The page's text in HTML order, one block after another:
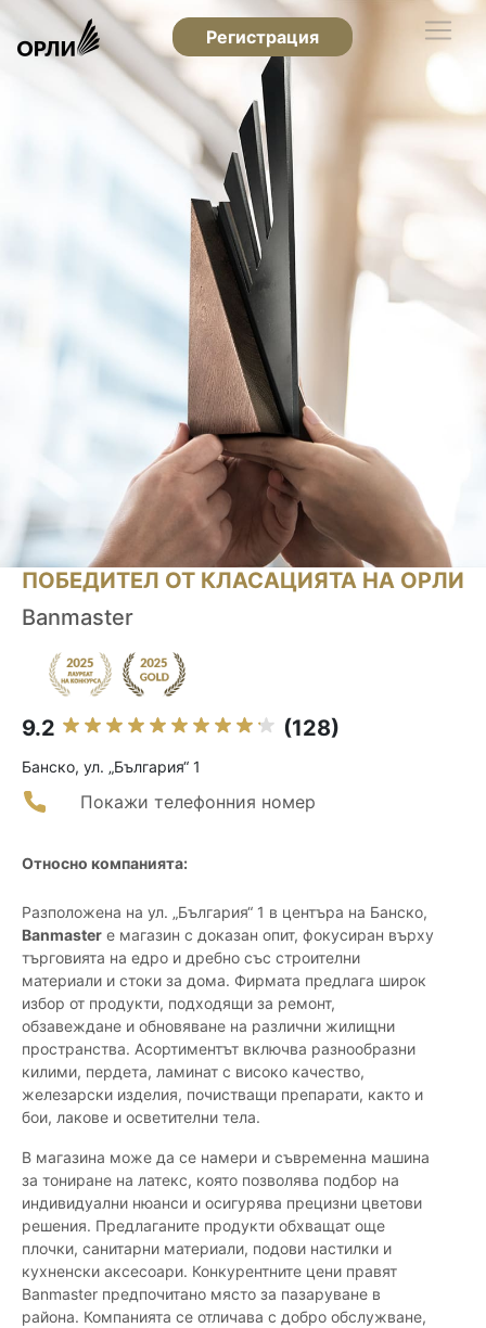
Регистрация
ПОБЕДИТЕЛ ОТ КЛАСАЦИЯТА НА ОРЛИ
Banmaster
9.2 (128)
Банско, ул. „България“ 1
Покажи телефонния номер
Относно компанията:
Разположенa на ул. „България“ 1 в центъра на Банско,
Banmaster е магазин с доказан опит, фокусиран върху
търговията на едро и дребно със строителни
материали и стоки за дома. Фирмата предлага широк
избор от продукти, подходящи за ремонт,
обзавеждане и обновяване на различни жилищни
пространства. Асортиментът включва разнообразни
килими, пердета, ламинат с високо качество,
железарски изделия, почистващи препарати, както и
бои, лакове и осветителни тела.
В магазина може да се намери и съвременна машина
за тониране на латекс, която позволява подбор на
индивидуални нюанси и осигурява прецизни цветови
решения. Предлаганите продукти обхващат още
плочки, санитарни материали, подови настилки и
кухненски аксесоари. Конкурентните цени правят
Banmaster предпочитано място за пазаруване в
района. Компанията се отличава с добро обслужване,